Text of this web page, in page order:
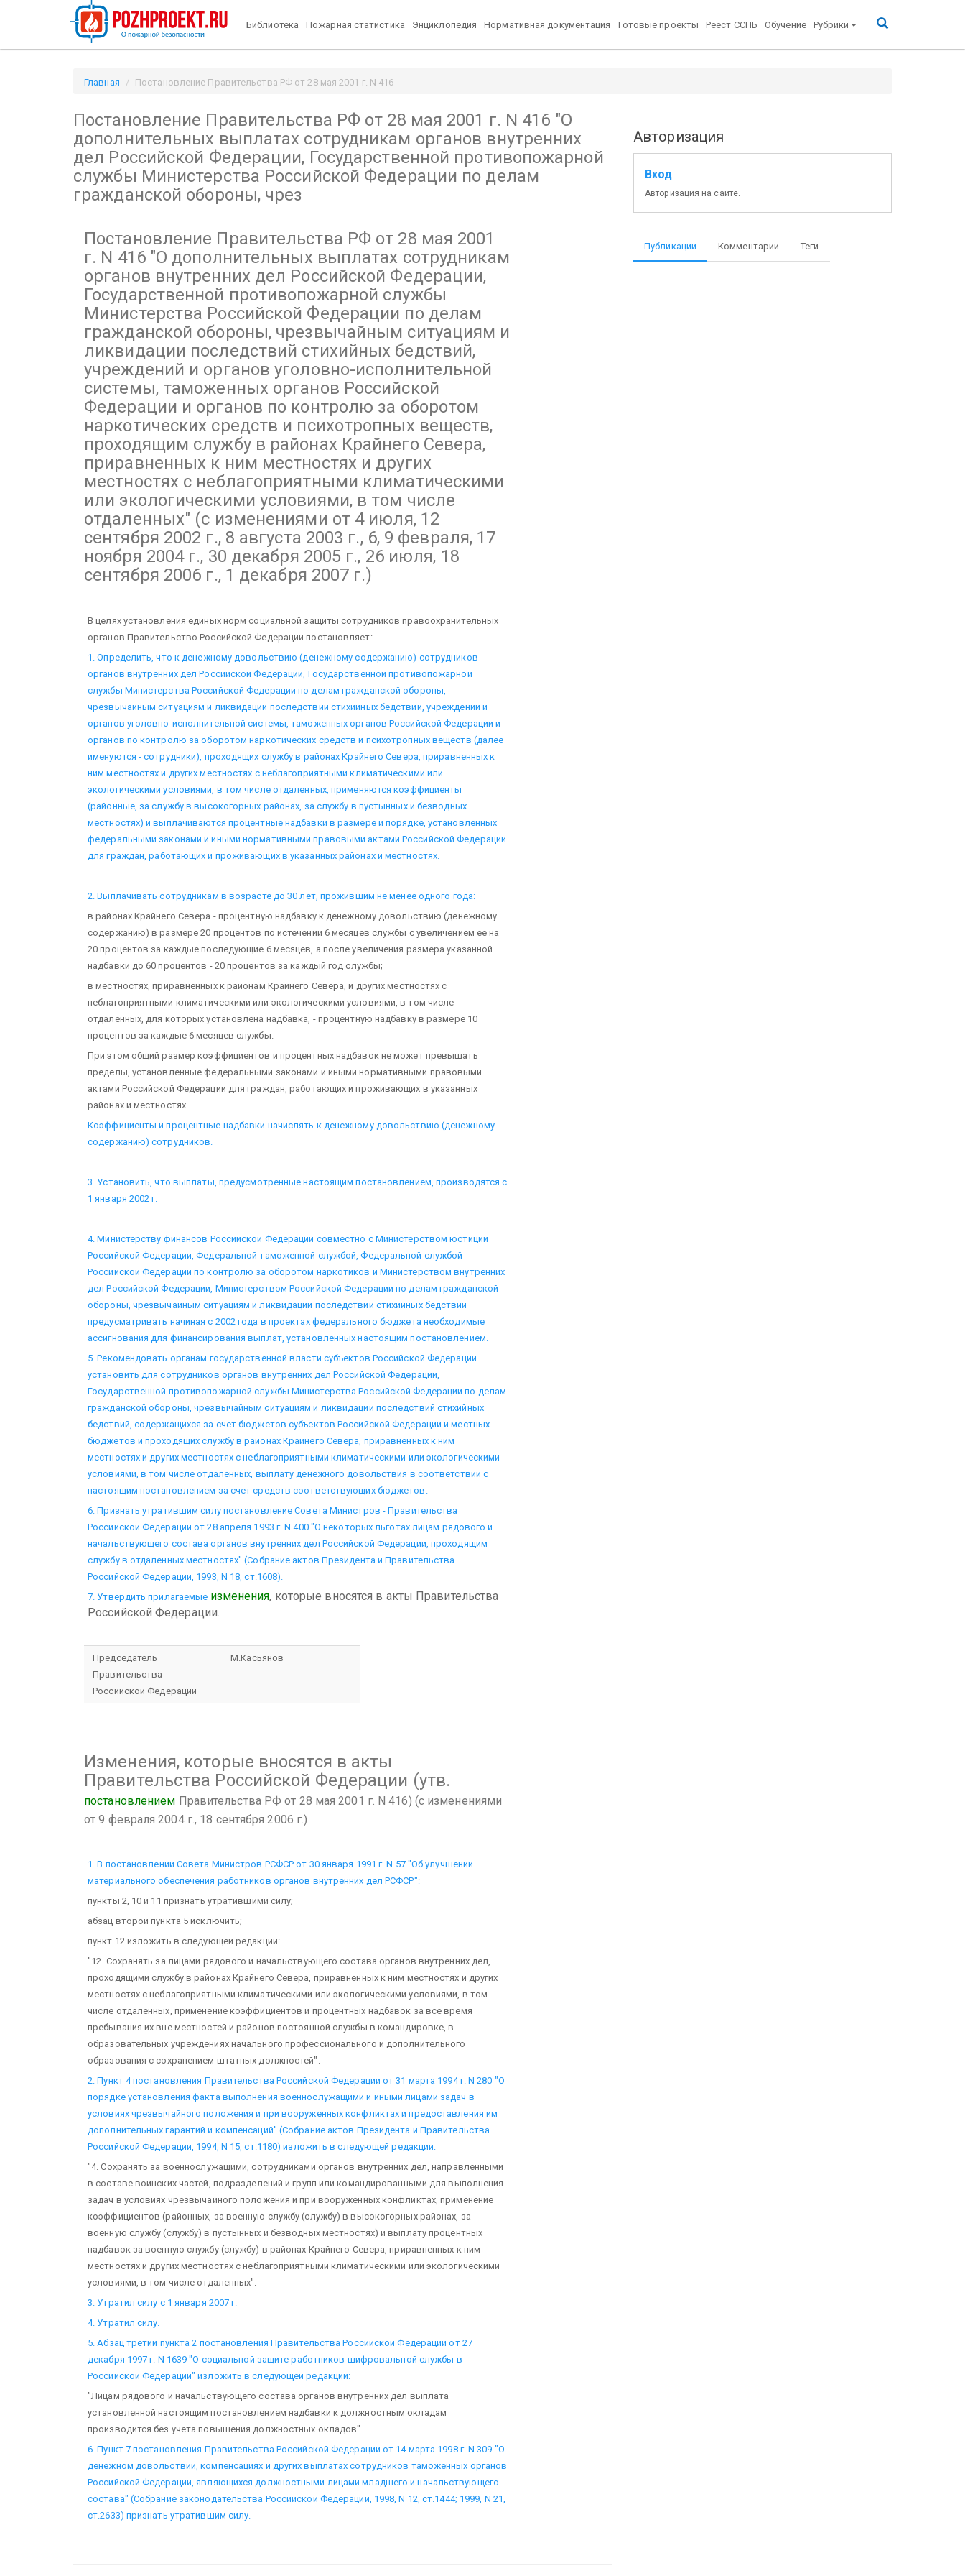
Библиотека Пожарная статистика Энциклопедия Нормативная документация Готовые проекты Реест ССПБ Обучение Рубрики
Главная
Постановление Правительства РФ от 28 мая 2001 г. N 416
по делам гражданской обороны, чрез / Pozhproekt.ru
Постановление Правительства РФ от 28 мая 2001 г. N 416 "О
дополнительных выплатах сотрудникам органов внутренних
дел Российской Федерации, Государственной противопожарной
службы Министерства Российской Федерации по делам
гражданской обороны, чрез
Постановление Правительства РФ от 28 мая 2001
г. N 416"О дополнительных выплатах сотрудникам
органов внутренних дел Российской Федерации,
Государственной противопожарной службы
Министерства Российской Федерации по делам
гражданской обороны, чрезвычайным ситуациям и
ликвидации последствий стихийных бедствий,
учреждений и органов уголовно-исполнительной
системы, таможенных органов Российской
Федерации и органов по контролю за оборотом
наркотических средств и психотропных веществ,
проходящим службу в районах Крайнего Севера,
приравненных к ним местностях и других
местностях с неблагоприятными климатическими
или экологическими условиями, в том числе
отдаленных" (с изменениями от 4 июля, 12
сентября 2002 г., 8 августа 2003 г., 6, 9 февраля, 17
ноября 2004 г., 30 декабря 2005 г., 26 июля, 18
сентября 2006 г., 1 декабря 2007 г.)
В целях установления единых норм социальной защиты сотрудников правоохранительных
органов Правительство Российской Федерации постановляет:
1. Определить, что к денежному довольствию (денежному содержанию) сотрудников
органов внутренних дел Российской Федерации, Государственной противопожарной
службы Министерства Российской Федерации по делам гражданской обороны,
чрезвычайным ситуациям и ликвидации последствий стихийных бедствий, учреждений и
органов уголовно-исполнительной системы, таможенных органов Российской Федерации и
органов по контролю за оборотом наркотических средств и психотропных веществ (далее
именуются - сотрудники), проходящих службу в районах Крайнего Севера, приравненных к
ним местностях и других местностях с неблагоприятными климатическими или
экологическими условиями, в том числе отдаленных, применяются коэффициенты
(районные, за службу в высокогорных районах, за службу в пустынных и безводных
местностях) и выплачиваются процентные надбавки в размере и порядке, установленных
федеральными законами и иными нормативными правовыми актами Российской Федерации
для граждан, работающих и проживающих в указанных районах и местностях.
2. Выплачивать сотрудникам в возрасте до 30 лет, прожившим не менее одного года:
в районах Крайнего Севера - процентную надбавку к денежному довольствию (денежному
содержанию) в размере 20 процентов по истечении 6 месяцев службы с увеличением ее на
20 процентов за каждые последующие 6 месяцев, а после увеличения размера указанной
надбавки до 60 процентов - 20 процентов за каждый год службы;
в местностях, приравненных к районам Крайнего Севера, и других местностях с
неблагоприятными климатическими или экологическими условиями, в том числе
отдаленных, для которых установлена надбавка, - процентную надбавку в размере 10
процентов за каждые 6 месяцев службы.
При этом общий размер коэффициентов и процентных надбавок не может превышать
пределы, установленные федеральными законами и иными нормативными правовыми
актами Российской Федерации для граждан, работающих и проживающих в указанных
районах и местностях.
Коэффициенты и процентные надбавки начислять к денежному довольствию (денежному
содержанию) сотрудников.
3. Установить, что выплаты, предусмотренные настоящим постановлением, производятся с
1 января 2002 г.
4. Министерству финансов Российской Федерации совместно с Министерством юстиции
Российской Федерации, Федеральной таможенной службой, Федеральной службой
Российской Федерации по контролю за оборотом наркотиков и Министерством внутренних
дел Российской Федерации, Министерством Российской Федерации по делам гражданской
обороны, чрезвычайным ситуациям и ликвидации последствий стихийных бедствий
предусматривать начиная с 2002 года в проектах федерального бюджета необходимые
ассигнования для финансирования выплат, установленных настоящим постановлением.
5. Рекомендовать органам государственной власти субъектов Российской Федерации
установить для сотрудников органов внутренних дел Российской Федерации,
Государственной противопожарной службы Министерства Российской Федерации по делам
гражданской обороны, чрезвычайным ситуациям и ликвидации последствий стихийных
бедствий, содержащихся за счет бюджетов субъектов Российской Федерации и местных
бюджетов и проходящих службу в районах Крайнего Севера, приравненных к ним
местностях и других местностях с неблагоприятными климатическими или экологическими
условиями, в том числе отдаленных, выплату денежного довольствия в соответствии с
настоящим постановлением за счет средств соответствующих бюджетов.
6. Признать утратившим силу постановление Совета Министров - Правительства
Российской Федерации от 28 апреля 1993 г. N 400 "О некоторых льготах лицам рядового и
начальствующего состава органов внутренних дел Российской Федерации, проходящим
службу в отдаленных местностях" (Собрание актов Президента и Правительства
Российской Федерации, 1993, N 18, ст.1608).
7. Утвердить прилагаемые изменения, которые вносятся в акты Правительства
Российской Федерации.
Председатель
Правительства
Российской Федерации
М.Касьянов
Изменения, которые вносятся в акты
Правительства Российской Федерации (утв.
постановлением Правительства РФ от 28 мая 2001 г. N 416) (с изменениями
от 9 февраля 2004 г., 18 сентября 2006 г.)
1. В постановлении Совета Министров РСФСР от 30 января 1991 г. N 57 "Об улучшении
материального обеспечения работников органов внутренних дел РСФСР":
пункты 2, 10 и 11 признать утратившими силу;
абзац второй пункта 5 исключить;
пункт 12 изложить в следующей редакции:
"12. Сохранять за лицами рядового и начальствующего состава органов внутренних дел,
проходящими службу в районах Крайнего Севера, приравненных к ним местностях и других
местностях с неблагоприятными климатическими или экологическими условиями, в том
числе отдаленных, применение коэффициентов и процентных надбавок за все время
пребывания их вне местностей и районов постоянной службы в командировке, в
образовательных учреждениях начального профессионального и дополнительного
образования с сохранением штатных должностей".
2. Пункт 4 постановления Правительства Российской Федерации от 31 марта 1994 г. N 280 "О
порядке установления факта выполнения военнослужащими и иными лицами задач в
условиях чрезвычайного положения и при вооруженных конфликтах и предоставления им
дополнительных гарантий и компенсаций" (Собрание актов Президента и Правительства
Российской Федерации, 1994, N 15, ст.1180) изложить в следующей редакции:
"4. Сохранять за военнослужащими, сотрудниками органов внутренних дел, направленными
в составе воинских частей, подразделений и групп или командированными для выполнения
задач в условиях чрезвычайного положения и при вооруженных конфликтах, применение
коэффициентов (районных, за военную службу (службу) в высокогорных районах, за
военную службу (службу) в пустынных и безводных местностях) и выплату процентных
надбавок за военную службу (службу) в районах Крайнего Севера, приравненных к ним
местностях и других местностях с неблагоприятными климатическими или экологическими
условиями, в том числе отдаленных".
3. Утратил силу с 1 января 2007 г.
4. Утратил силу.
5. Абзац третий пункта 2 постановления Правительства Российской Федерации от 27
декабря 1997 г. N 1639 "О социальной защите работников шифровальной службы в
Российской Федерации" изложить в следующей редакции:
"Лицам рядового и начальствующего состава органов внутренних дел выплата
установленной настоящим постановлением надбавки к должностным окладам
производится без учета повышения должностных окладов".
6. Пункт 7 постановления Правительства Российской Федерации от 14 марта 1998 г. N 309 "О
денежном довольствии, компенсациях и других выплатах сотрудников таможенных органов
Российской Федерации, являющихся должностными лицами младшего и начальствующего
состава" (Собрание законодательства Российской Федерации, 1998, N 12, ст.1444; 1999, N 21,
ст.2633) признать утратившим силу.
Авторизация
Вход
Авторизация на сайте.
Публикации Комментарии Теги